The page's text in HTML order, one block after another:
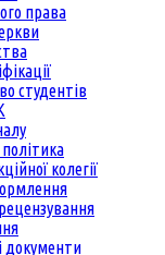
права
студентів
колегії
документи